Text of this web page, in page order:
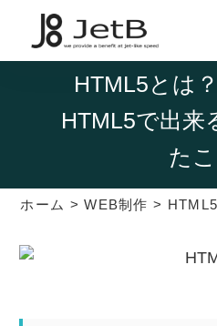
HTML5とは
HTML5で出来
た
ホーム >WEB制作 >